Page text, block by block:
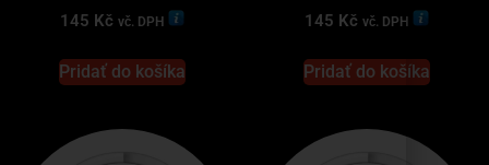
145 Kč vč. DPH
Pridať do košíka
145 Kč vč. DPH
Pridať do košíka